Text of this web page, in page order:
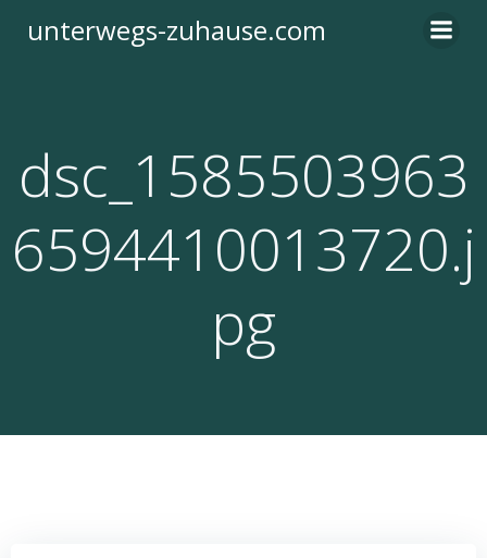
Inhalt
unterwegs-zuhause.com
dsc_1585503963
6594410013720.j
pg